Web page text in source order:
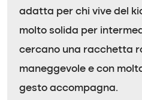
adatta per chi vive del
molto solida per
cercano una racchetta
maneggevole e con
gesto accompagna.